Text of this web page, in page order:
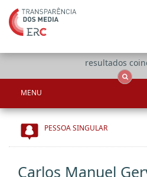
resultados
MENU
PESSOA SINGULAR
Carlos Manuel